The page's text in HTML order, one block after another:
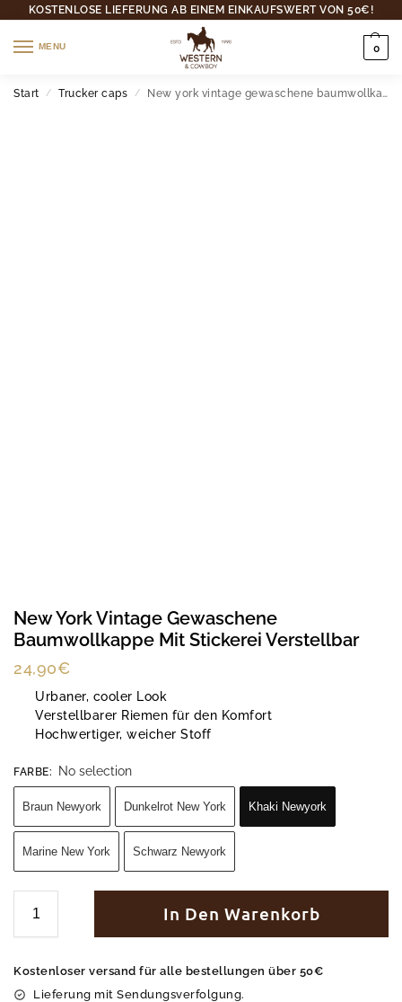
KOSTENLOSE LIEFERUNG AB EINEM EINKAUFSWERT VON 50€!
MENU 0
Start / Trucker caps / New york vintage gewaschene baumwollkappe mit stickerei verstellbar
New York Vintage Gewaschene
Baumwollkappe Mit Stickerei Verstellbar
24,90€
Urbaner, cooler Look
Verstellbarer Riemen für den Komfort
Hochwertiger, weicher Stoff
FARBE: No selection
Braun Newyork Dunkelrot New York Khaki Newyork
Marine New York Schwarz Newyork
In Den Warenkorb
Kostenloser versand für alle bestellungen über 50€
Lieferung mit Sendungsverfolgung.